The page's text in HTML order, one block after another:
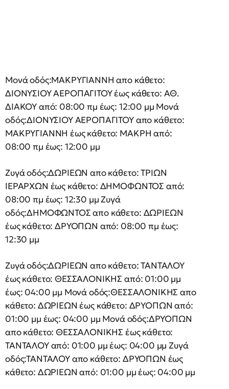
Μονά οδός:ΜΑΚΡΥΓΙΑΝΝΗ απο κάθετο:
ΔΙΟΝΥΣΙΟΥ ΑΕΡΟΠΑΓΙΤΟΥ έως κάθετο: ΑΘ.
ΔΙΑΚΟΥ από: 08:00 πμ έως: 12:00 μμ Μονά
οδός:ΔΙΟΝΥΣΙΟΥ ΑΕΡΟΠΑΓΙΤΟΥ απο κάθετο:
ΜΑΚΡΥΓΙΑΝΝΗ έως κάθετο: ΜΑΚΡΗ από:
08:00 πμ έως: 12:00 μμ
Ζυγά οδός:ΔΩΡΙΕΩΝ απο κάθετο: ΤΡΙΩΝ
ΙΕΡΑΡΧΩΝ έως κάθετο: ΔΗΜΟΦΩΝΤΟΣ από:
08:00 πμ έως: 12:30 μμ Ζυγά
οδός:ΔΗΜΟΦΩΝΤΟΣ απο κάθετο: ΔΩΡΙΕΩΝ
έως κάθετο: ΔΡΥΟΠΩΝ από: 08:00 πμ έως:
12:30 μμ
Ζυγά οδός:ΔΩΡΙΕΩΝ απο κάθετο: ΤΑΝΤΑΛΟΥ
έως κάθετο: ΘΕΣΣΑΛΟΝΙΚΗΣ από: 01:00 μμ
έως: 04:00 μμ Μονά οδός:ΘΕΣΣΑΛΟΝΙΚΗΣ απο
κάθετο: ΔΩΡΙΕΩΝ έως κάθετο: ΔΡΥΟΠΩΝ από:
01:00 μμ έως: 04:00 μμ Μονά οδός:ΔΡΥΟΠΩΝ
απο κάθετο: ΘΕΣΣΑΛΟΝΙΚΗΣ έως κάθετο:
ΤΑΝΤΑΛΟΥ από: 01:00 μμ έως: 04:00 μμ Ζυγά
οδός:ΤΑΝΤΑΛΟΥ απο κάθετο: ΔΡΥΟΠΩΝ έως
κάθετο: ΔΩΡΙΕΩΝ από: 01:00 μμ έως: 04:00 μμ